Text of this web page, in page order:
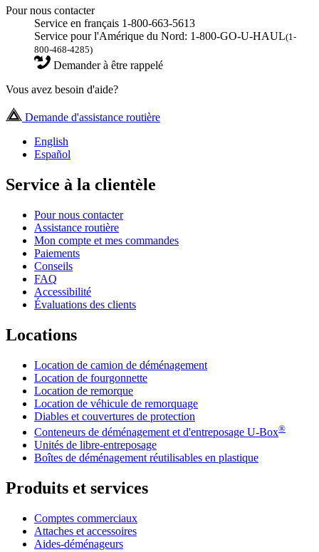
Pour nous contacter
Service en français 1-800-663-5613
Service pour l'Amérique du Nord: 1-800-GO-U-HAUL(1-
800-468-4285)
Demander à être rappelé
Vous avez besoin d'aide?
Demande d'assistance routière
English
Español
Service à la clientèle
Pour nous contacter
Assistance routière
Mon compte et mes commandes
Paiements
Conseils
FAQ
Accessibilité
Évaluations des clients
Locations
Location de camion de déménagement
Location de fourgonnette
Location de remorque
Location de véhicule de remorquage
Diables et couvertures de protection
Conteneurs de déménagement et d'entreposage U-Box®
Unités de libre-entreposage
Boîtes de déménagement réutilisables en plastique
Produits et services
Comptes commerciaux
Attaches et accessoires
Aides-déménageurs